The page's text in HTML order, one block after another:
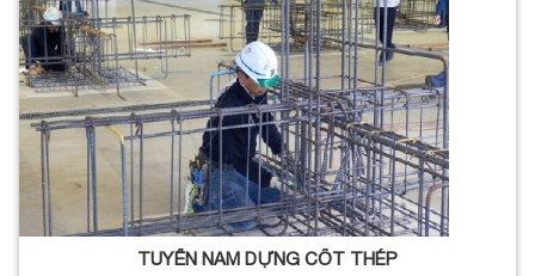
TUYỂN NAM DỰNG CỐT THÉP